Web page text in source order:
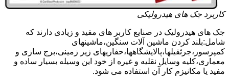
کاربرد جک های هیدرولیکی
جک های هیدرولیک در صنایع کاربر های مفید و زیادی دارند که
شامل:بلند کردن ماشین آلات سنگین،ماشینهای
کمپرسور،جرثقیلها،پالایشگاهها،حفاریهای زیر زمینی،برج سازی و
معماری،کلیه وسایل نقلیه و غیره از خود این وسیله بسیار ساده و
مفید یا مکانیزم کار آن استفاده می شود.